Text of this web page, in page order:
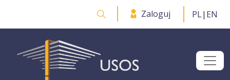
Przejdź do treści
Otwórz wyszukiwarkę
Zaloguj PL| EN